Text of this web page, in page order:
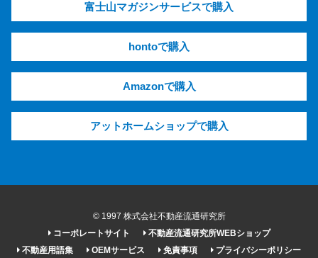
富士山マガジンサービスで購入
hontoで購入
Amazonで購入
アットホームショップで購入
© 1997 株式会社不動産流通研究所
コーポレートサイト
不動産流通研究所WEBショップ
不動産用語集
OEMサービス 免責事項 プライバシーポリシー